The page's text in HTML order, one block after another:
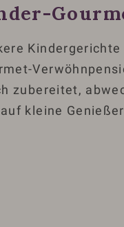
Kindergerichte
zubereitet,
kleine